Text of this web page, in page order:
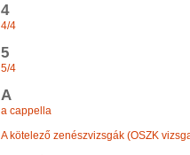
4
4/4
5
5/4
A
a cappella
A kötelező zenészvizsgák (OSZK